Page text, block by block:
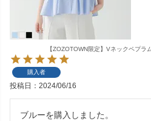
【ZOZOTOWN限定】Vネックペプラ
購入者
投稿日 2024/06/16
ブルーを購入しました。